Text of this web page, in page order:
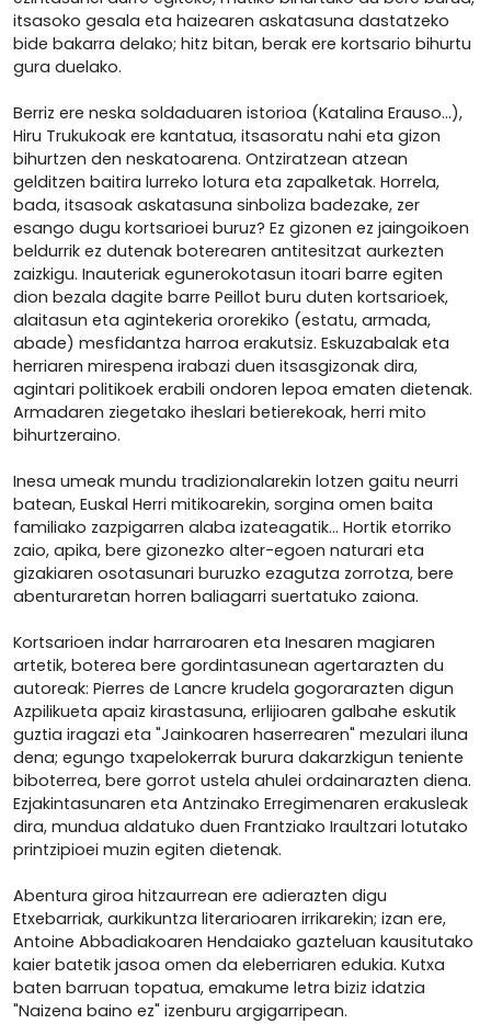
itsasoko gesala eta haizearen askatasuna dastatzeko
bide bakarra delako; hitz bitan, berak ere kortsario bihurtu
gura duelako.
Berriz ere neska soldaduaren istorioa (Katalina Erauso...),
Hiru Trukukoak ere kantatua, itsasoratu nahi eta gizon
bihurtzen den neskatoarena. Ontziratzean atzean
gelditzen baitira lurreko lotura eta zapalketak. Horrela,
bada, itsasoak askatasuna sinboliza badezake, zer
esango dugu kortsarioei buruz? Ez gizonen ez jaingoikoen
beldurrik ez dutenak boterearen antitesitzat aurkezten
zaizkigu. Inauteriak egunerokotasun itoari barre egiten
dion bezala dagite barre Peillot buru duten kortsarioek,
alaitasun eta agintekeria ororekiko (estatu, armada,
abade) mesfidantza harroa erakutsiz. Eskuzabalak eta
herriaren mirespena irabazi duen itsasgizonak dira,
agintari politikoek erabili ondoren lepoa ematen dietenak.
Armadaren ziegetako iheslari betierekoak, herri mito
bihurtzeraino.
Inesa umeak mundu tradizionalarekin lotzen gaitu neurri
batean, Euskal Herri mitikoarekin, sorgina omen baita
familiako zazpigarren alaba izateagatik... Hortik etorriko
zaio, apika, bere gizonezko alter-egoen naturari eta
gizakiaren osotasunari buruzko ezagutza zorrotza, bere
abenturaretan horren baliagarri suertatuko zaiona.
Kortsarioen indar harraroaren eta Inesaren magiaren
artetik, boterea bere gordintasunean agertarazten du
autoreak: Pierres de Lancre krudela gogorarazten digun
Azpilikueta apaiz kirastasuna, erlijioaren galbahe eskutik
guztia iragazi eta "Jainkoaren haserrearen" mezulari iluna
dena; egungo txapelokerrak burura dakarzkigun teniente
biboterrea, bere gorrot ustela ahulei ordainarazten diena.
Ezjakintasunaren eta Antzinako Erregimenaren erakusleak
dira, mundua aldatuko duen Frantziako Iraultzari lotutako
printzipioei muzin egiten dietenak.
Abentura giroa hitzaurrean ere adierazten digu
Etxebarriak, aurkikuntza literarioaren irrikarekin; izan ere,
Antoine Abbadiakoaren Hendaiako gazteluan kausitutako
kaier batetik jasoa omen da eleberriaren edukia. Kutxa
baten barruan topatua, emakume letra biziz idatzia
"Naizena baino ez" izenburu argigarripean.